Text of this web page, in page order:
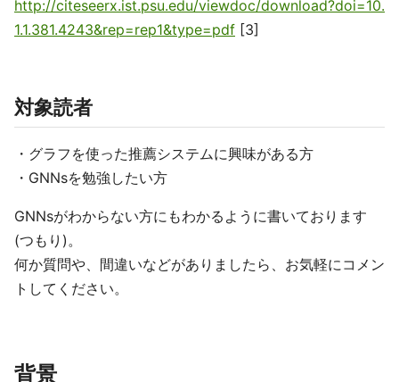
http://citeseerx.ist.psu.edu/viewdoc/download?doi=10.
1.1.381.4243&rep=rep1&type=pdf [3]
対象読者
・グラフを使った推薦システムに興味がある方
・GNNsを勉強したい方
GNNsがわからない方にもわかるように書いております
(つもり)。
何か質問や、間違いなどがありましたら、お気軽にコメン
トしてください。
背景